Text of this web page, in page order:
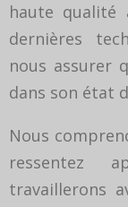
haute qualité
dernières
nous assurer
dans son état
Nous
ressentez
travaillerons